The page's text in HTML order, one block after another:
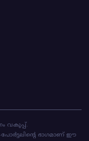
വകുപ്പ്.
ഭാഗമാണ് ഈ